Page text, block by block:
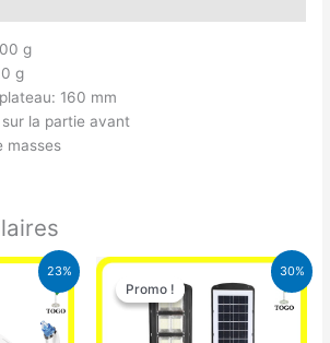
g
g
160 mm
la partie avant
masses
23%
Le
prix
actuel
49.900 CFA.
30%
Promo !
Promo !
Le
prix
initial
était :
50.000 CFA.
Le
prix
actuel
est :
35.000